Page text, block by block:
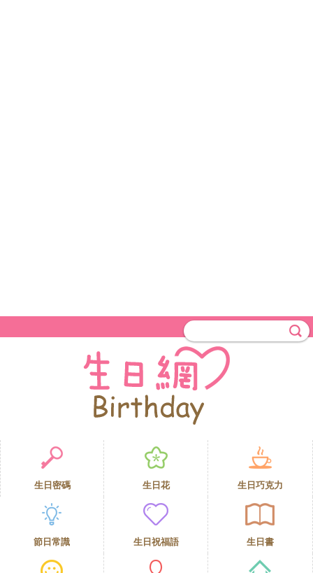
生日密碼 生日花 生日巧克力
節日常識 生日祝福語 生日書